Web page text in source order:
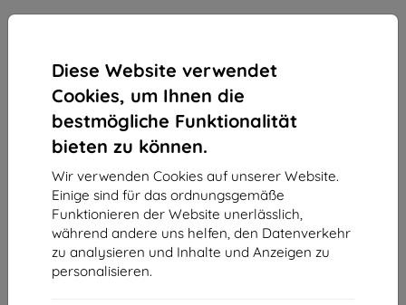
Diese Website verwendet
Cookies, um Ihnen die
bestmögliche Funktionalität
bieten zu können.
Wir verwenden Cookies auf unserer Website.
Einige sind für das ordnungsgemäße
Funktionieren der Website unerlässlich,
während andere uns helfen, den Datenverkehr
zu analysieren und Inhalte und Anzeigen zu
personalisieren.
Schutzfolie 3MK Foil ARC FS Huawei Mate 9 Pro
Fullscreen Foil
Geeignet für: Huawei Mate 9 Pro
Produktbeschreibung